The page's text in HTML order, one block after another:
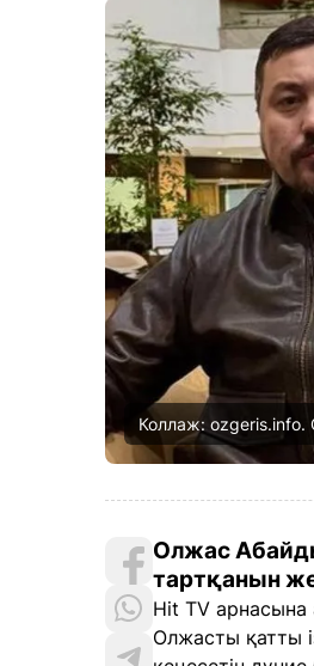
Коллаж:
Олжас
тартқанын
Hit TV арнасына
Олжасты қатты